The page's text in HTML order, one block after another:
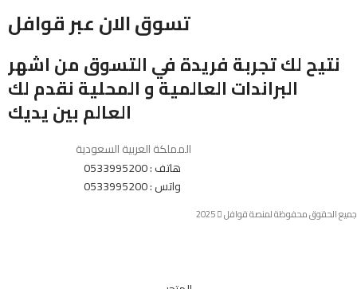
تسوق الان عبر قوافل
نتيح لك تجربة فريدة في التسوق من اشهر
البراندات العالمية و المحلية نقدم لك
العالم بين يديك
المملكة العربية السعودية
هاتف : 0533995200
واتس : 0533995200
جميع الحقوق محفوظة لمنصة قوافل